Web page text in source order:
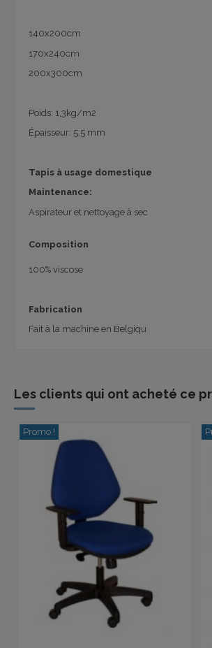
140x200cm
170x240cm
200x300cm
Poids: 1,3kg/m2
Épaisseur: 5,5 mm
Tapis à usage domestique
Maintenance:
Aspirateur et nettoyage à sec
Composition
100% viscose
Fabrication
Fait à la machine en Belgiqu
Les clients qui ont acheté ce
Promo !